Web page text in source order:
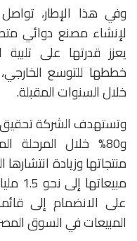
وفي هذا الإطار،
لإنشاء مصنع دوائي
يعزز قدرتها على
خططها للتوسع
خلال السنوات المقبلة.
و80% خلال
منتجاتها وزيادة
المبيعات في السوق